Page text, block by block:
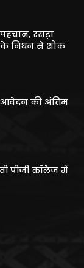
रसड़ा
के निधन से शोक
की अंतिम
पीजी कॉलेज में